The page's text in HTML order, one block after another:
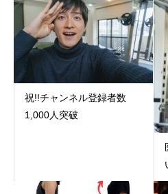
祝!!チャンネル登録者数
1,000人突破